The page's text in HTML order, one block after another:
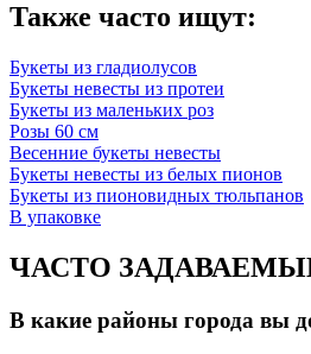
Также часто ищут:
Букеты из гладиолусов
Букеты невесты из протеи
Букеты из маленьких роз
Розы 60 см
Весенние букеты невесты
Букеты невесты из белых пионов
Букеты из пионовидных тюльпанов
В упаковке
ЧАСТО
В какие районы города вы